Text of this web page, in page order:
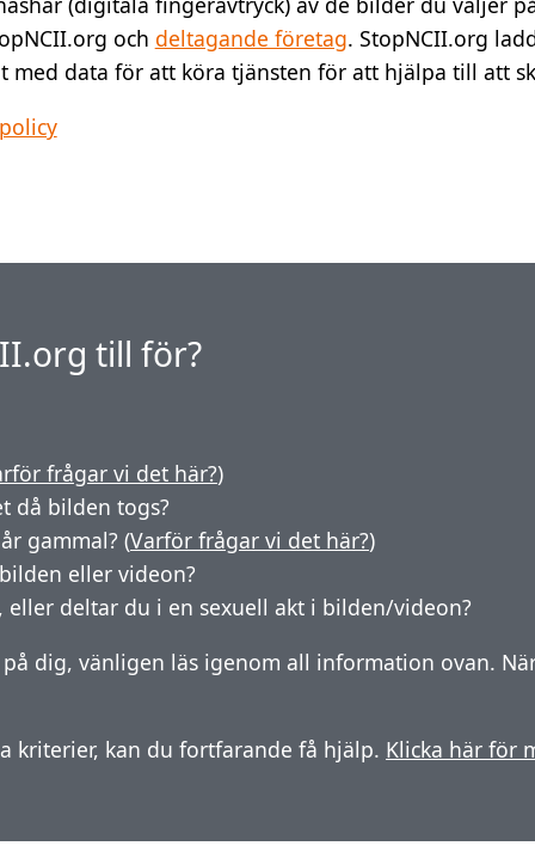
och deltagande företag. StopNCII.org
med data för att köra tjänsten för att hjälpa till att
till för?
frågar vi det här?)
då bilden togs?
gammal? (Varför frågar vi det här?)
eller videon?
eller deltar du i en sexuell akt i bilden/videon?
dig, vänligen läs igenom all information ovan.
kriterier, kan du fortfarande få hjälp. Klicka här för